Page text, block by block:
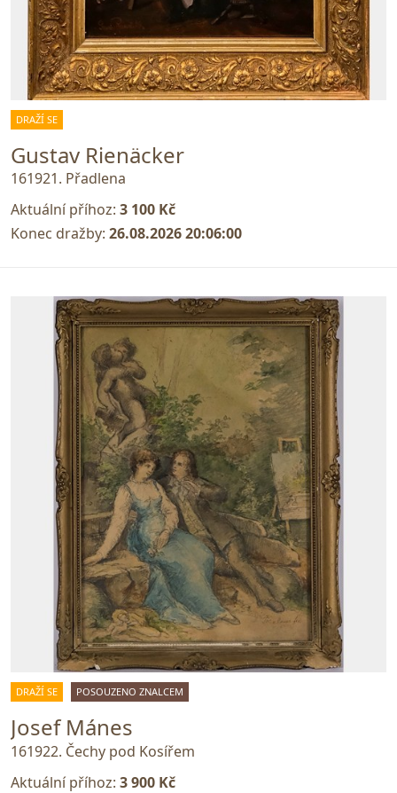
DRAŽÍ SE
Gustav Rienäcker
161921. Přadlena
Aktuální příhoz: 3 100 Kč
Konec dražby: 26.08.2026 20:06:00
DRAŽÍ SE POSOUZENO ZNALCEM
Josef Mánes
161922. Čechy pod Kosířem
Aktuální příhoz: 3 900 Kč